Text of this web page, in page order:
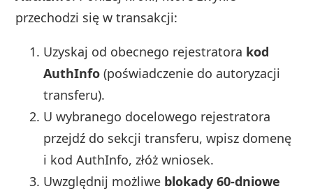
przechodzi się w transakcji:
Uzyskaj od obecnego rejestratora kod
AuthInfo (poświadczenie do autoryzacji
transferu).
U wybranego docelowego rejestratora
przejdź do sekcji transferu, wpisz domenę
i kod AuthInfo, złóż wniosek.
Uwzględnij możliwe blokady 60-dniowe